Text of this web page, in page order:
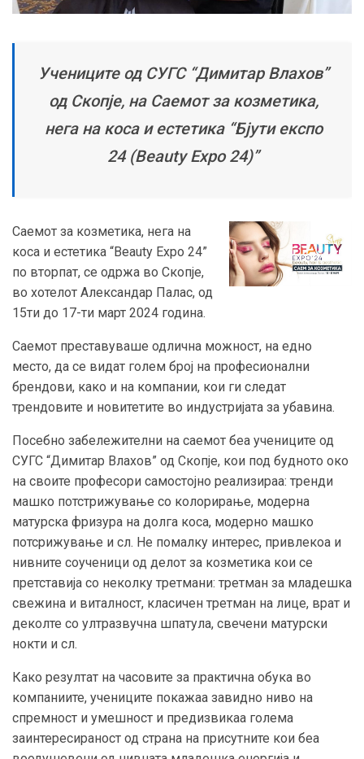
Учениците од СУГС “Димитар Влахов”
од Скопје, на Саемот за козметика,
нега на коса и естетика “Бјути експо
24 (Beauty Expo 24)”
Саемот за козметика, нега на
коса и естетика “Beauty Expo 24”
по вторпат, се одржа во Скопје,
во хотелот Александар Палас, од
15ти до 17-ти март 2024 година.
Саемот преставуваше одлична можност, на едно
место, да се видат голем број на професионални
брендови, како и на компании, кои ги следат
трендовите и новитетите во индустријата за убавина.
Посебно забележителни на саемот беа учениците од
СУГС “Димитар Влахов” од Скопје, кои под будното око
на своите професори самостојно реализираа: тренди
машко потстрижување со колорирање, модерна
матурска фризура на долга коса, модерно машко
потсрижување и сл. Не помалку интерес, привлекоа и
нивните соученици од делот за козметика кои се
претставија со неколку третмани: третман за младешка
свежина и виталност, класичен третман на лице, врат и
деколте со ултразвучна шпатула, свечени матурски
нокти и сл.
Како резултат на часовите за практична обука во
компаниите, учениците покажаа завидно ниво на
спремност и умешност и предизвикаа голема
заинтересираност од страна на присутните кои беа